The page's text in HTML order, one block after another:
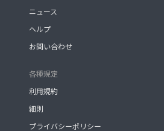
ニュース
ヘルプ
お問い合わせ
各種規定
利用規約
細則
プライバシーポリシー